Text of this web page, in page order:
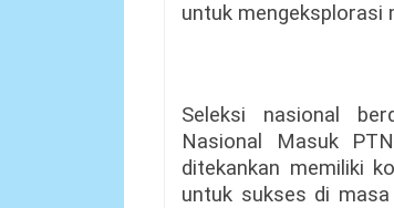
untuk mengeksplorasi
Seleksi nasional
Nasional Masuk
ditekankan memiliki
untuk sukses di